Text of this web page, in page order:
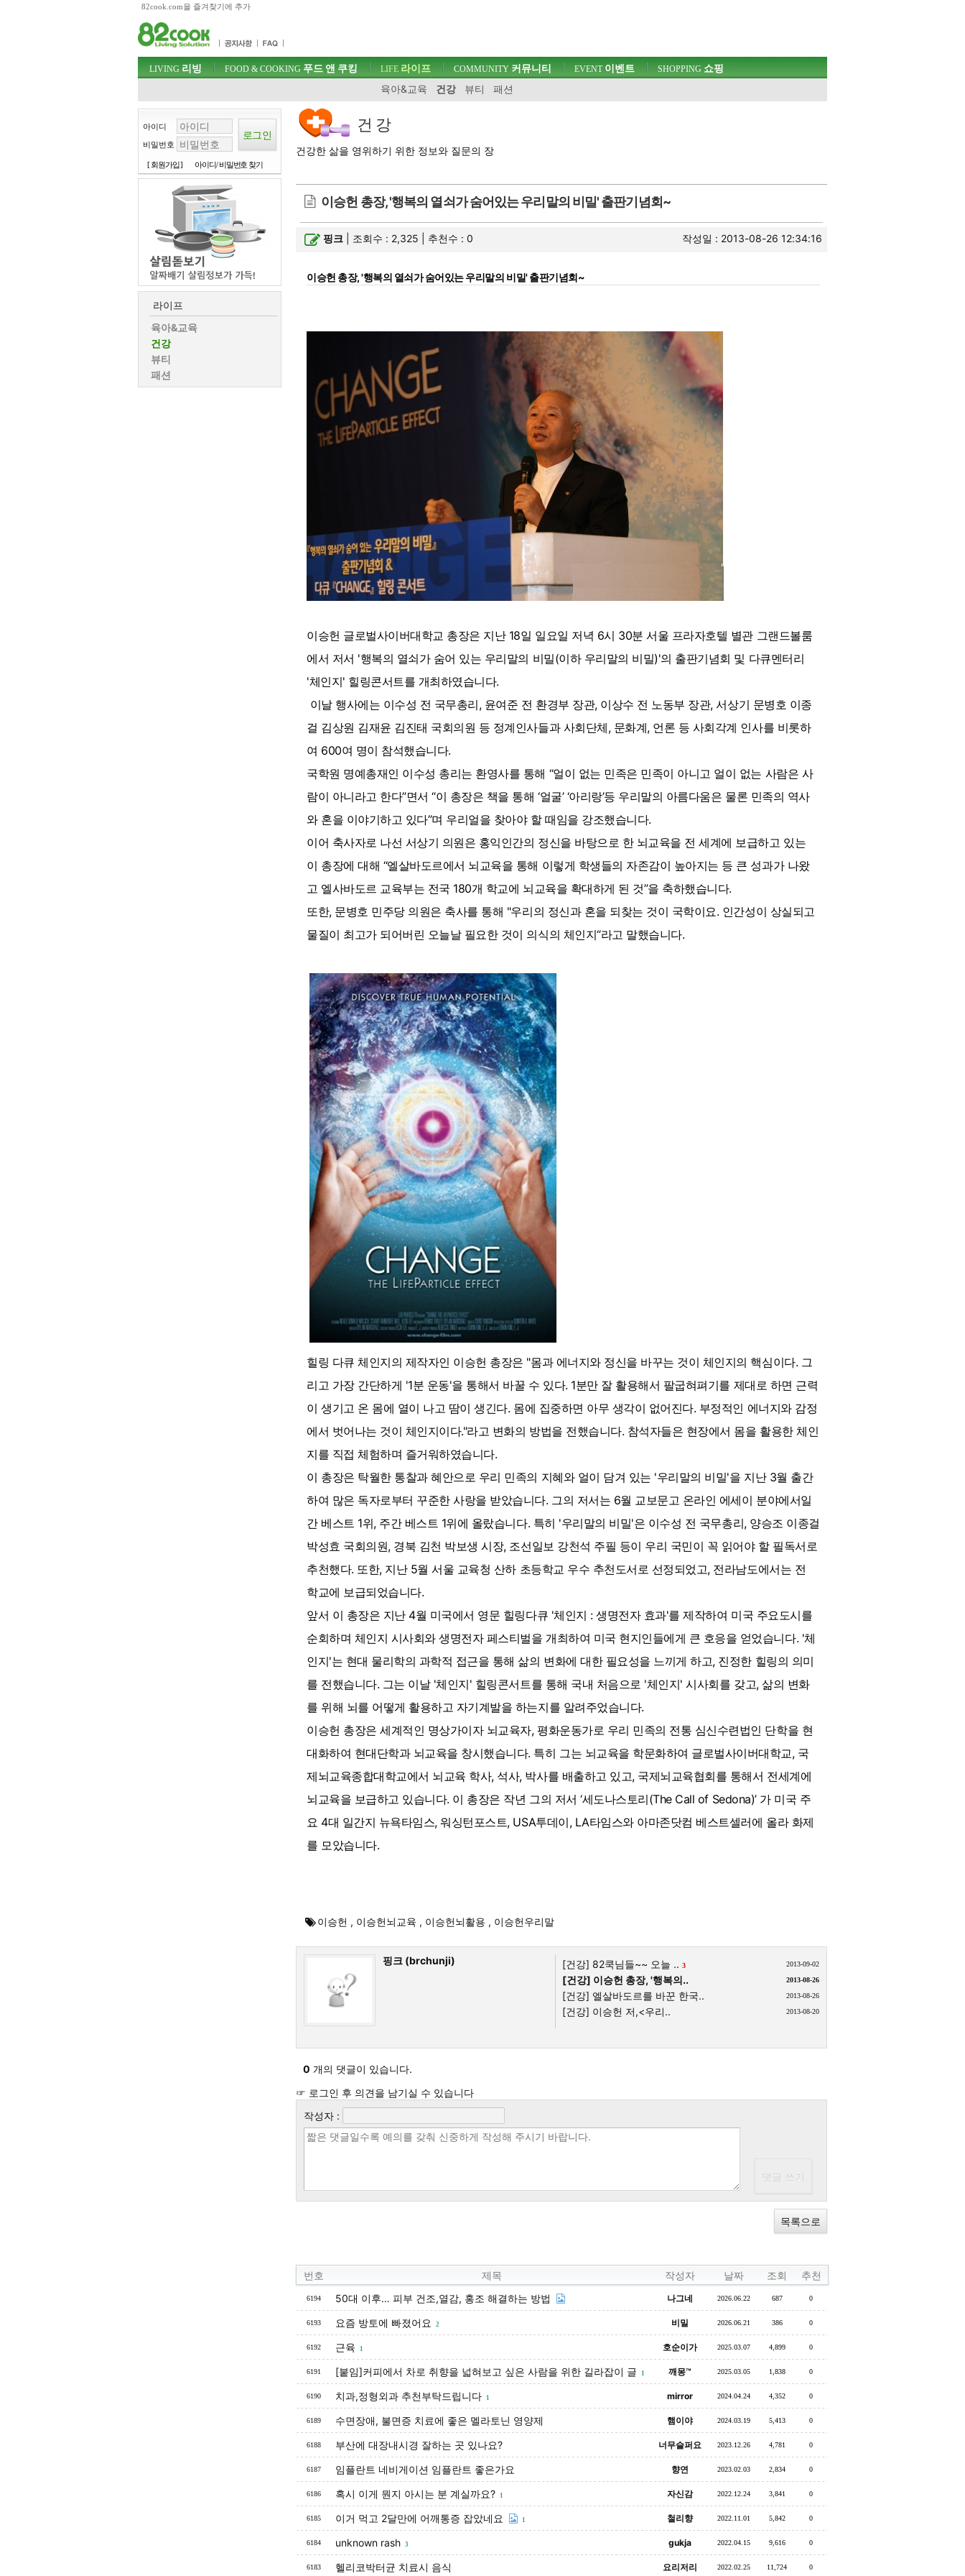
82cook.com을 즐겨찾기에 추가
주메뉴 바로가기
컨텐츠 바로가기
검색 바로가기
로그인 바로가기
주메뉴
LIVING 리빙 FOOD & COOKING 푸드 앤 쿠킹 LIFE 라이프
육아&교육
건강 뷰티 패션
COMMUNITY 커뮤니티 EVENT이벤트 SHOPPING 쇼핑
아이디
비밀번호
[ 회원가입 ] 아이디/ 비밀번호 찾기
라이프
육아&교육
건강
뷰티
패션
건 강
건강한 삶을 영위하기 위한 정보와 질문의 장
이승헌 총장, '행복의 열쇠가 숨어있는 우리말의 비밀' 출판기념회~
핑크 | 조회수 : 2,325 | 추천수 :0 작성일 : 2013-08-26 12:34:16
이승헌 총장, '행복의 열쇠가 숨어있는 우리말의 비밀' 출판기념회~
이승헌 글로벌사이버대학교 총장은 지난 18일 일요일 저녁 6시 30분 서울 프라자호텔 별관 그랜드볼룸
에서 저서 '행복의 열쇠가 숨어 있는 우리말의 비밀(이하 우리말의 비밀)'의 출판기념회 및 다큐멘터리
'체인지' 힐링콘서트를 개최하였습니다.
이날 행사에는 이수성 전 국무총리, 윤여준 전 환경부 장관, 이상수 전 노동부 장관, 서상기 문병호 이종
걸 김상원 김재윤 김진태 국회의원 등 정계인사들과 사회단체, 문화계, 언론 등 사회각계 인사를 비롯하
여 600여 명이 참석했습니다.
국학원 명예총재인 이수성 총리는 환영사를 통해 “얼이 없는 민족은 민족이 아니고 얼이 없는 사람은 사
람이 아니라고 한다”면서 “이 총장은 책을 통해 ‘얼굴’ ‘아리랑’등 우리말의 아름다움은 물론 민족의 역사
와 혼을 이야기하고 있다”며 우리얼을 찾아야 할 때임을 강조했습니다.
이어 축사자로 나선 서상기 의원은 홍익인간의 정신을 바탕으로 한 뇌교육을 전 세계에 보급하고 있는
이 총장에 대해 “엘살바도르에서 뇌교육을 통해 이렇게 학생들의 자존감이 높아지는 등 큰 성과가 나왔
고 엘사바도르 교육부는 전국 180개 학교에 뇌교육을 확대하게 된 것”을 축하했습니다.
또한, 문병호 민주당 의원은 축사를 통해 "우리의 정신과 혼을 되찾는 것이 국학이요. 인간성이 상실되고
물질이 최고가 되어버린 오늘날 필요한 것이 의식의 체인지“라고 말했습니다.
힐링 다큐 체인지의 제작자인 이승헌 총장은 "몸과 에너지와 정신을 바꾸는 것이 체인지의 핵심이다. 그
리고 가장 간단하게 '1분 운동'을 통해서 바꿀 수 있다. 1분만 잘 활용해서 팔굽혀펴기를 제대로 하면 근력
이 생기고 온 몸에 열이 나고 땀이 생긴다. 몸에 집중하면 아무 생각이 없어진다. 부정적인 에너지와 감정
에서 벗어나는 것이 체인지이다."라고 변화의 방법을 전했습니다. 참석자들은 현장에서 몸을 활용한 체인
지를 직접 체험하며 즐거워하였습니다.
이 총장은 탁월한 통찰과 혜안으로 우리 민족의 지혜와 얼이 담겨 있는 '우리말의 비밀'을 지난 3월 출간
하여 많은 독자로부터 꾸준한 사랑을 받았습니다. 그의 저서는 6월 교보문고 온라인 에세이 분야에서일
간 베스트 1위, 주간 베스트 1위에 올랐습니다. 특히 '우리말의 비밀'은 이수성 전 국무총리, 양승조 이종걸
박성효 국회의원, 경북 김천 박보생 시장, 조선일보 강천석 주필 등이 우리 국민이 꼭 읽어야 할 필독서로
추천했다. 또한, 지난 5월 서울 교육청 산하 초등학교 우수 추천도서로 선정되었고, 전라남도에서는 전
학교에 보급되었습니다.
앞서 이 총장은 지난 4월 미국에서 영문 힐링다큐 '체인지 : 생명전자 효과'를 제작하여 미국 주요도시를
순회하며 체인지 시사회와 생명전자 페스티벌을 개최하여 미국 현지인들에게 큰 호응을 얻었습니다. '체
인지'는 현대 물리학의 과학적 접근을 통해 삶의 변화에 대한 필요성을 느끼게 하고, 진정한 힐링의 의미
를 전했습니다. 그는 이날 '체인지' 힐링콘서트를 통해 국내 처음으로 '체인지' 시사회를 갖고, 삶의 변화
를 위해 뇌를 어떻게 활용하고 자기계발을 하는지를 알려주었습니다.
이승헌 총장은 세계적인 명상가이자 뇌교육자, 평화운동가로 우리 민족의 전통 심신수련법인 단학을 현
대화하여 현대단학과 뇌교육을 창시했습니다. 특히 그는 뇌교육을 학문화하여 글로벌사이버대학교, 국
제뇌교육종합대학교에서 뇌교육 학사, 석사, 박사를 배출하고 있고, 국제뇌교육협회를 통해서 전세계에
뇌교육을 보급하고 있습니다. 이 총장은 작년 그의 저서 ‘세도나스토리(The Call of Sedona)’ 가 미국 주
요 4대 일간지 뉴욕타임스, 워싱턴포스트, USA투데이, LA타임스와 아마존닷컴 베스트셀러에 올라 화제
를 모았습니다.
이승헌 , 이승헌뇌교육 , 이승헌뇌활용 , 이승헌우리말
핑크 (brchunji) [건강] 82쿡님들~~ 오늘 .. 3 2013-09-02
[건강] 이승헌 총장, '행복의.. 2013-08-26
[건강] 엘살바도르를 바꾼 한국.. 2013-08-26
[건강] 이승헌 저,<우리.. 2013-08-20
0 개의 댓글이 있습니다.
☞ 로그인 후 의견을 남기실 수 있습니다
작성자 :
목록으로
번호 제목 작성자 날짜 조회 추천
6194 50대 이후… 피부 건조,열감, 홍조 해결하는 방법 나그네 2026.06.22 687 0
6193 요즘 방토에 빠졌어요 2 비밀 2026.06.21 386 0
6192 근육 1 호순이가 2025.03.07 4,899 0
6191 [붙임]커피에서 차로 취향을 넓혀보고 싶은 사람을 위한 길라잡이 글 1 깨몽™ 2025.03.05 1,838 0
6190 치과,정형외과 추천부탁드립니다 1 mirror 2024.04.24 4,352 0
6189 수면장애, 불면증 치료에 좋은 멜라토닌 영양제 햄이야 2024.03.19 5,413 0
6188 부산에 대장내시경 잘하는 곳 있나요? 너무슬퍼요 2023.12.26 4,781 0
6187 임플란트 네비게이션 임플란트 좋은가요 향연 2023.02.03 2,834 0
6186 혹시 이게 뭔지 아시는 분 계실까요? 1 자신감 2022.12.24 3,841 0
6185 이거 먹고 2달만에 어깨통증 잡았네요 1 철리향 2022.11.01 5,842 0
6184 unknown rash 3 gukja 2022.04.15 9,616 0
6183 헬리코박터균 치료시 음식 요리저리 2022.02.25 11,724 0